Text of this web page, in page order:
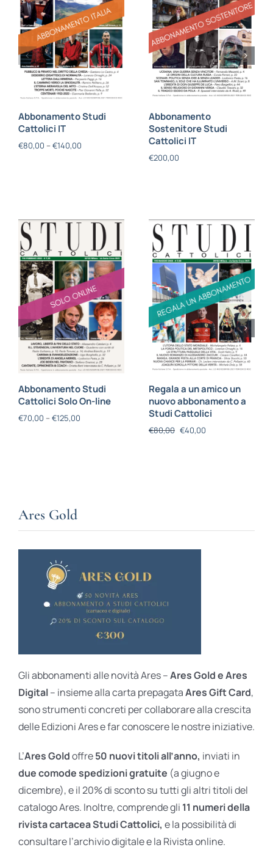
Abbonamento Studi
Cattolici IT
€80,00 – €140,00
Abbonamento
Sostenitore Studi
Cattolici IT
€200,00
Abbonamento Studi
Cattolici Solo On-line
€70,00 – €125,00
Regala a un amico un
nuovo abbonamento a
Studi Cattolici
€80,00 €40,00
Ares Gold
Gli abbonamenti alle novità Ares –Ares Gold e Ares
Digital– insieme alla carta prepagataAres Gift Card,
sono strumenti concreti per collaborare alla crescita
delle Edizioni Ares e far conoscere le nostre iniziative.
L’Ares Goldoffre50 nuovi titoli all’anno, inviati in
due comode spedizioni gratuite (a giugno e
dicembre), e il 20% di sconto su tutti gli altri titoli del
catalogo Ares. Inoltre, comprende gli 11 numeri della
rivista cartacea Studi Cattolici, e la possibilità di
consultare l’archivio digitale e la Rivista online.